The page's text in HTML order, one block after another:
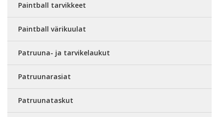
Paintball tarvikkeet
Paintball värikuulat
Patruuna- ja tarvikelaukut
Patruunarasiat
Patruunataskut